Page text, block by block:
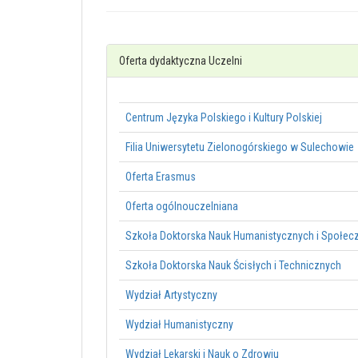
Oferta dydaktyczna Uczelni
Centrum Języka Polskiego i Kultury Polskiej
Filia Uniwersytetu Zielonogórskiego w Sulechowie
Oferta Erasmus
Oferta ogólnouczelniana
Szkoła Doktorska Nauk Humanistycznych i
Szkoła Doktorska Nauk Ścisłych i Technicznych
Wydział Artystyczny
Wydział Humanistyczny
Wydział Lekarski i Nauk o Zdrowiu